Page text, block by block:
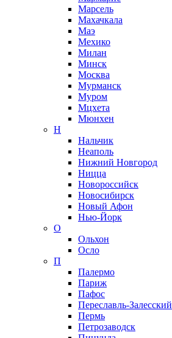
Марсель
Махачкала
Маэ
Мехико
Милан
Минск
Москва
Мурманск
Муром
Мцхета
Мюнхен
Н
Нальчик
Неаполь
Нижний Новгород
Ницца
Новороссийск
Новосибирск
Новый Афон
Нью-Йорк
О
Ольхон
Осло
П
Палермо
Париж
Пафос
Переславль-Залесский
Пермь
Петрозаводск